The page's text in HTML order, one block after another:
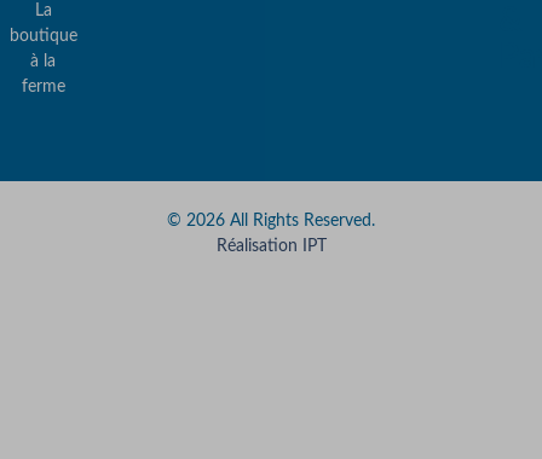
La
boutique
à la
ferme
© 2026 All Rights Reserved.
Réalisation IPT